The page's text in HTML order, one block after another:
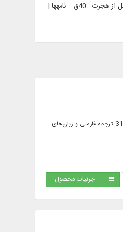
علی بن ابی طالب (ع)، امام اول، 23 قبل از هجرت - 40ق. - خطبه‎ها | علی بن ابی طالب (ع)، امام اول، 23 قبل از هجرت - 40ق. - نامه‎ها |
جزئیات محصول